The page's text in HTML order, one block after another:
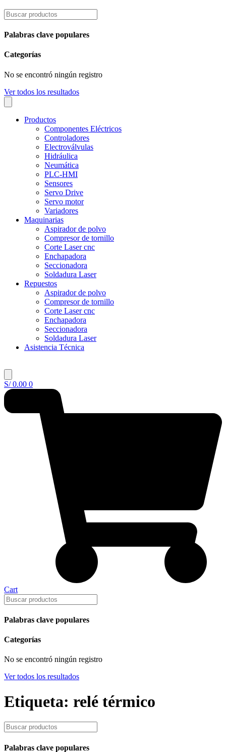
Palabras clave populares
Categorías
No se encontró ningún registro
Ver todos los resultados
Productos
Componentes Eléctricos
Controladores
Electroválvulas
Hidráulica
Neumática
PLC-HMI
Sensores
Servo Drive
Servo motor
Variadores
Maquinarias
Aspirador de polvo
Compresor de tornillo
Corte Laser cnc
Enchapadora
Seccionadora
Soldadura Laser
Repuestos
Aspirador de polvo
Compresor de tornillo
Corte Laser cnc
Enchapadora
Seccionadora
Soldadura Laser
Asistencia Técnica
S/0.00 0
Cart
Palabras clave populares
Categorías
No se encontró ningún registro
Ver todos los resultados
Etiqueta: relé térmico
Palabras clave populares